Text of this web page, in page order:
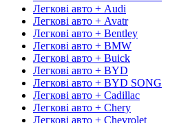
Легкові авто + Audi
Легкові авто + Avatr
Легкові авто + Bentley
Легкові авто + BMW
Легкові авто + Buick
Легкові авто + BYD
Легкові авто + BYD SONG
Легкові авто + Cadillac
Легкові авто + Chery
Легкові авто + Chevrolet